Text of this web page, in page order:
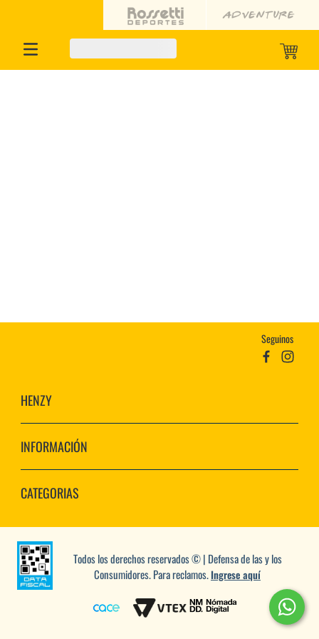
Seguinos
HENZY
INFORMACIÓN
CATEGORIAS
Todos los derechos reservados © | Defensa de las y los
Consumidores. Para reclamos.Ingrese aquí